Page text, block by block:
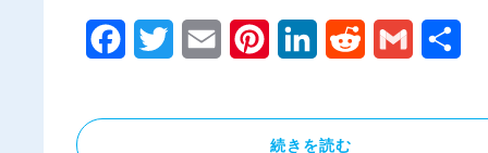
FacebookTwitter Email PinterestLinkedIn Reddit Gmail
続きを読む